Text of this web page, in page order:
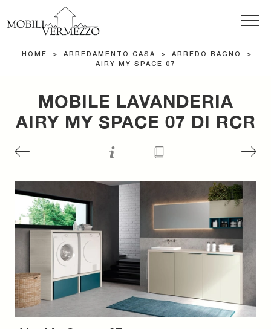
HOME > ARREDAMENTO CASA > ARREDO BAGNO
>
AIRY MY SPACE 07
MOBILE LAVANDERIA
AIRY MY SPACE 07 DI RCR